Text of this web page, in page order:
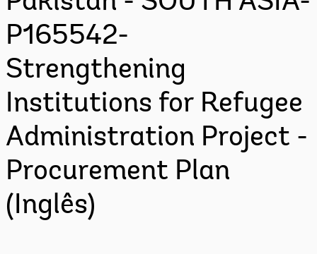
P165542-
Strengthening
Institutions for Refugee
Administration Project -
Procurement Plan
(Inglês)